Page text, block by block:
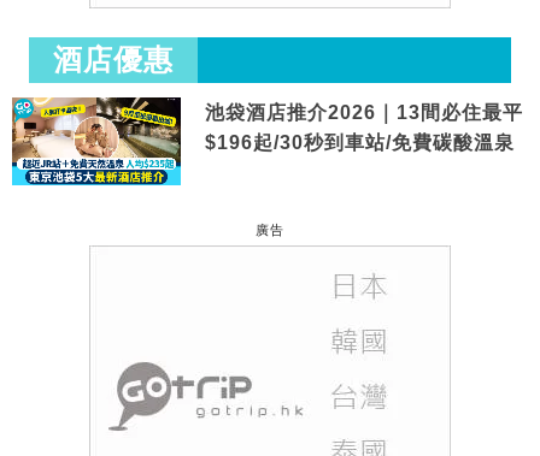
酒店優惠
池袋酒店推介2026｜13間必住最平
$196起/30秒到車站/免費碳酸溫泉
廣告